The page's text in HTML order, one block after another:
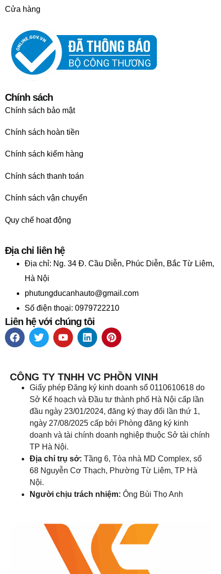
Cửa hàng
Chính sách
Chính sách bảo mật
Chính sách hoàn tiền
Chính sách kiểm hàng
Chính sách thanh toán
Chính sách vận chuyển
Quy chế hoạt động
Địa chỉ liên hệ
Địa chỉ: Ng. 34 Đ. Cầu Diễn, Phúc Diễn, Bắc Từ Liêm,
Hà Nội
phutungducanhauto@gmail.com
Số điện thoại: 0979722210
Liên hệ với chúng tôi
CÔNG TY TNHH VC PHỒN VINH
Giấy phép Đăng ký kinh doanh số 0110610618 do
Sở Kế hoạch và Đầu tư thành phố Hà Nội cấp lần
đầu ngày 23/01/2024, đăng ký thay đổi lần thứ 1,
ngày 27/08/2025 cấp bởi Phòng đăng ký kinh
doanh và tài chính doanh nghiệp thuộc Sở tài chính
TP Hà Nội.
Địa chỉ trụ sở: Tầng 6, Tòa nhà MD Complex, số
68 Nguyễn Cơ Thạch, Phường Từ Liêm, TP Hà
Nội.
Người chịu trách nhiệm: Ông Bùi Thọ Anh